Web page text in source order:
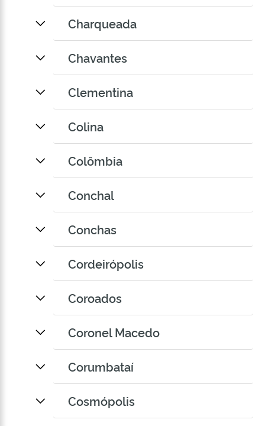
Charqueada
Chavantes
Clementina
Colina
Colômbia
Conchal
Conchas
Cordeirópolis
Coroados
Coronel Macedo
Corumbataí
Cosmópolis